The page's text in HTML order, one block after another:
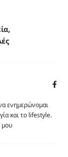
ενημερώνομαι
και το lifestyle.
μου